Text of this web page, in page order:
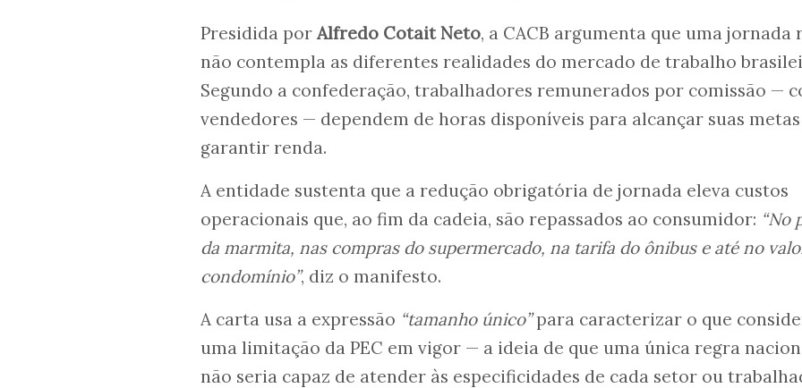
Presidida por Alfredo Cotait Neto, a CACB argumenta que uma jornada
não contempla as diferentes realidades do mercado de trabalho
Segundo a confederação, trabalhadores remunerados por comissão —
vendedores — dependem de horas disponíveis para alcançar suas metas
garantir renda.
A entidade sustenta que a redução obrigatória de jornada eleva custos
operacionais que, ao fim da cadeia, são repassados ao consumidor: “No
da marmita, nas compras do supermercado, na tarifa do ônibus e até no
condomínio”, diz o manifesto.
A carta usa a expressão “tamanho único”para caracterizar o que
uma limitação da PEC em vigor — a ideia de que uma única regra
não seria capaz de atender às especificidades de cada setor ou